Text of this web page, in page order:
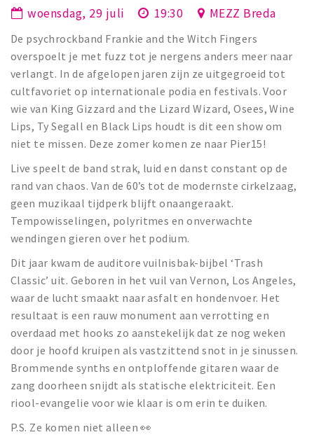
Baroniepoorten
Privacy
Inloggen
woensdag, 29 juli 19:30 MEZZ Breda
De psychrockband Frankie and the Witch Fingers
overspoelt je met fuzz tot je nergens anders meer naar
verlangt. In de afgelopen jaren zijn ze uitgegroeid tot
cultfavoriet op internationale podia en festivals. Voor
wie van King Gizzard and the Lizard Wizard, Osees, Wine
Lips, Ty Segall en Black Lips houdt is dit een show om
niet te missen. Deze zomer komen ze naar Pier15!
Live speelt de band strak, luid en danst constant op de
rand van chaos. Van de 60’s tot de modernste cirkelzaag,
geen muzikaal tijdperk blijft onaangeraakt.
Tempowisselingen, polyritmes en onverwachte
wendingen gieren over het podium.
Dit jaar kwam de auditore vuilnisbak-bijbel ‘Trash
Classic’ uit. Geboren in het vuil van Vernon, Los Angeles,
waar de lucht smaakt naar asfalt en hondenvoer. Het
resultaat is een rauw monument aan verrotting en
overdaad met hooks zo aanstekelijk dat ze nog weken
door je hoofd kruipen als vastzittend snot in je sinussen.
Brommende synths en ontploffende gitaren waar de
zang doorheen snijdt als statische elektriciteit. Een
riool-evangelie voor wie klaar is om erin te duiken.
P.S. Ze komen niet alleen 👀